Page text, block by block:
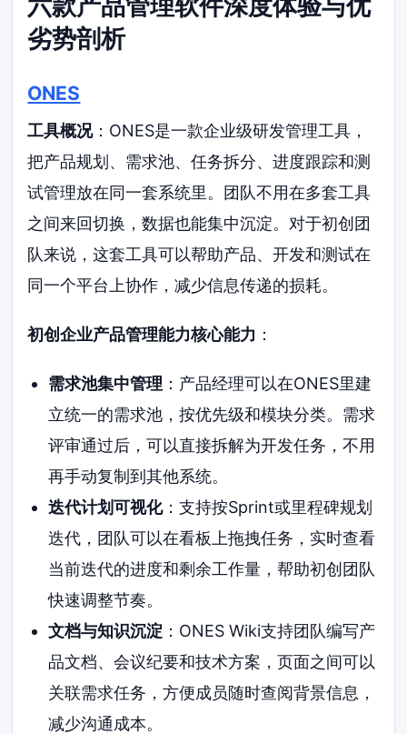
六款产品管理软件深度体验与优
劣势剖析
ONES
工具概况：ONES是一款企业级研发管理工具，
把产品规划、需求池、任务拆分、进度跟踪和测
试管理放在同一套系统里。团队不用在多套工具
之间来回切换，数据也能集中沉淀。对于初创团
队来说，这套工具可以帮助产品、开发和测试在
同一个平台上协作，减少信息传递的损耗。
初创企业产品管理能力核心能力 ：
需求池集中管理 ：产品经理可以在ONES里建
立统一的需求池，按优先级和模块分类。需求
评审通过后，可以直接拆解为开发任务，不用
再手动复制到其他系统。
迭代计划可视化：支持按Sprint或里程碑规划
迭代，团队可以在看板上拖拽任务，实时查看
当前迭代的进度和剩余工作量，帮助初创团队
快速调整节奏。
文档与知识沉淀：ONES Wiki支持团队编写产
品文档、会议纪要和技术方案，页面之间可以
关联需求任务，方便成员随时查阅背景信息，
减少沟通成本。